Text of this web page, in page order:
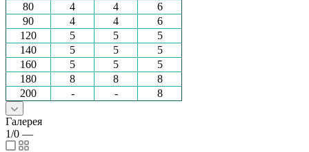
80
4 4
6
90
4 4
6
120
5 5
5
140
5 5
5
160
5 5
5
180
8 8
8
200
- - 8
Галерея
1/0 —